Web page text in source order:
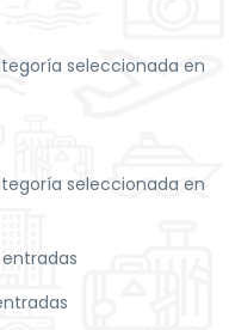
seleccionada en
seleccionada en